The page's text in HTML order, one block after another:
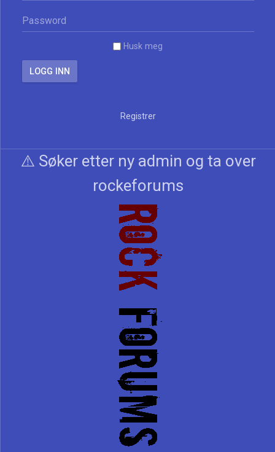
Husk meg
Registrer
⚠️ Søker etter ny admin og ta over
rockeforums